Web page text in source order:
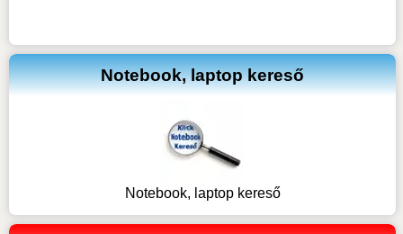
Notebook, laptop kereső
Notebook, laptop kereső